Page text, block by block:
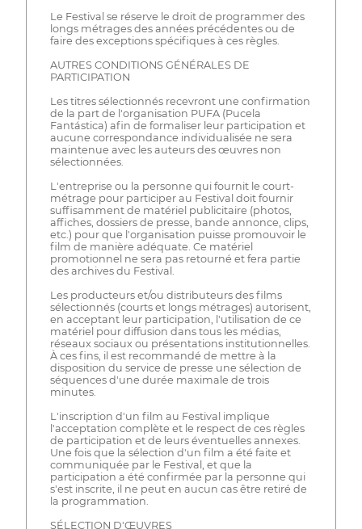
Le Festival se réserve le droit de programmer des
longs métrages des années précédentes ou de
faire des exceptions spécifiques à ces règles.
AUTRES CONDITIONS GÉNÉRALES DE
PARTICIPATION
Les titres sélectionnés recevront une confirmation
de la part de l'organisation PUFA (Pucela
Fantástica) afin de formaliser leur participation et
aucune correspondance individualisée ne sera
maintenue avec les auteurs des œuvres non
sélectionnées.
L'entreprise ou la personne qui fournit le court-
métrage pour participer au Festival doit fournir
suffisamment de matériel publicitaire (photos,
affiches, dossiers de presse, bande annonce, clips,
etc.) pour que l'organisation puisse promouvoir le
film de manière adéquate. Ce matériel
promotionnel ne sera pas retourné et fera partie
des archives du Festival.
Les producteurs et/ou distributeurs des films
sélectionnés (courts et longs métrages) autorisent,
en acceptant leur participation, l'utilisation de ce
matériel pour diffusion dans tous les médias,
réseaux sociaux ou présentations institutionnelles.
À ces fins, il est recommandé de mettre à la
disposition du service de presse une sélection de
séquences d'une durée maximale de trois
minutes.
L'inscription d'un film au Festival implique
l'acceptation complète et le respect de ces règles
de participation et de leurs éventuelles annexes.
Une fois que la sélection d'un film a été faite et
communiquée par le Festival, et que la
participation a été confirmée par la personne qui
s'est inscrite, il ne peut en aucun cas être retiré de
la programmation.
SÉLECTION D'ŒUVRES